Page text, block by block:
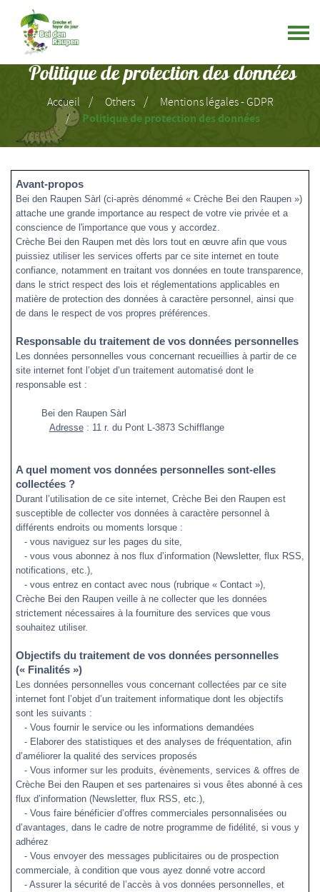
Politique de protection des données
Accueil Others Mentions légales - GDPR
Politique de protection des données
Avant-propos
Bei den Raupen Sàrl (ci-après dénommé « Crèche Bei den Raupen »)
attache une grande importance au respect de votre vie privée et a
conscience de l'importance que vous y accordez.
Crèche Bei den Raupen met dès lors tout en œuvre afin que vous
puissiez utiliser les services offerts par ce site internet en toute
confiance, notamment en traitant vos données en toute transparence,
dans le strict respect des lois et réglementations applicables en
matière de protection des données à caractère personnel, ainsi que
de dans le respect de vos propres préférences.
Responsable du traitement de vos données personnelles
Les données personnelles vous concernant recueillies à partir de ce
site internet font l’objet d’un traitement automatisé dont le
responsable est :
Bei den Raupen Sàrl
Adresse: 11 r. du Pont L-3873 Schifflange
A quel moment vos données personnelles sont-elles
collectées ?
Durant l’utilisation de ce site internet, Crèche Bei den Raupen est
susceptible de collecter vos données à caractère personnel à
différents endroits ou moments lorsque :
- vous naviguez sur les pages du site,
- vous vous abonnez à nos flux d’information (Newsletter, flux RSS,
notifications, etc.),
- vous entrez en contact avec nous (rubrique « Contact »),
Crèche Bei den Raupen veille à ne collecter que les données
strictement nécessaires à la fourniture des services que vous
souhaitez utiliser.
Objectifs du traitement de vos données personnelles
(« Finalités »)
Les données personnelles vous concernant collectées par ce site
internet font l’objet d’un traitement informatique dont les objectifs
sont les suivants :
- Vous fournir le service ou les informations demandées
- Elaborer des statistiques et des analyses de fréquentation, afin
d’améliorer la qualité des services proposés
- Vous informer sur les produits, évènements, services & offres de
Crèche Bei den Raupen et ses partenaires si vous êtes abonné à ces
flux d’information (Newsletter, flux RSS, etc.),
- Vous faire bénéficier d’offres commerciales personnalisées ou
d’avantages, dans le cadre de notre programme de fidélité, si vous y
adhérez
- Vous envoyer des messages publicitaires ou de prospection
commerciale, à condition que vous ayez donné votre accord
- Assurer la sécurité de l’accès à vos données personnelles, et